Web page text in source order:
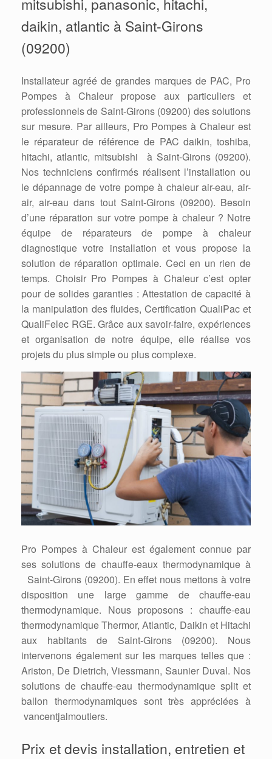
mitsubishi, panasonic, hitachi,
daikin, atlantic à Saint-Girons
(09200)
Installateur agréé de grandes marques de PAC, Pro
Pompes à Chaleur propose aux particuliers et
professionnels de Saint-Girons (09200) des solutions
sur mesure. Par ailleurs, Pro Pompes à Chaleur est
le réparateur de référence de PAC daikin, toshiba,
hitachi, atlantic, mitsubishi à Saint-Girons (09200).
Nos techniciens confirmés réalisent l’installation ou
le dépannage de votre pompe à chaleur air-eau, air-
air, air-eau dans tout Saint-Girons (09200). Besoin
d’une réparation sur votre pompe à chaleur ? Notre
équipe de réparateurs de pompe à chaleur
diagnostique votre installation et vous propose la
solution de réparation optimale. Ceci en un rien de
temps. Choisir Pro Pompes à Chaleur c’est opter
pour de solides garanties : Attestation de capacité à
la manipulation des fluides, Certification QualiPac et
QualiFelec RGE. Grâce aux savoir-faire, expériences
et organisation de notre équipe, elle réalise vos
projets du plus simple ou plus complexe.
Pro Pompes à Chaleur est également connue par
ses solutions de chauffe-eaux thermodynamique à
Saint-Girons (09200). En effet nous mettons à votre
disposition une large gamme de chauffe-eau
thermodynamique. Nous proposons : chauffe-eau
thermodynamique Thermor, Atlantic, Daikin et Hitachi
aux habitants de Saint-Girons (09200). Nous
intervenons également sur les marques telles que :
Ariston, De Dietrich, Viessmann, Saunier Duval. Nos
solutions de chauffe-eau thermodynamique split et
ballon thermodynamiques sont très appréciées à
vancentjalmoutiers.
Prix et devis installation, entretien et